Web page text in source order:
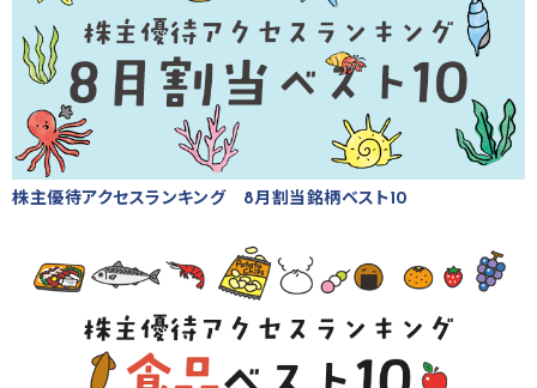
株主優待アクセスランキング 8月割当銘柄ベスト10